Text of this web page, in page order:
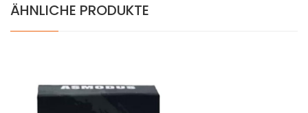
ÄHNLICHE PRODUKTE